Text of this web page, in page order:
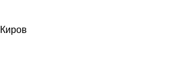
Киров